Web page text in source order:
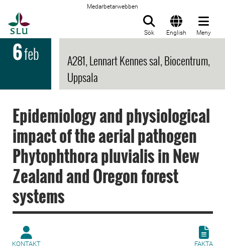
Medarbetarwebben
Sök English Meny
6feb
A281, Lennart Kennes sal, Biocentrum,
Uppsala
Epidemiology and physiological
impact of the aerial pathogen
Phytophthora pluvialis in New
Zealand and Oregon forest
systems
KONTAKT FAKTA